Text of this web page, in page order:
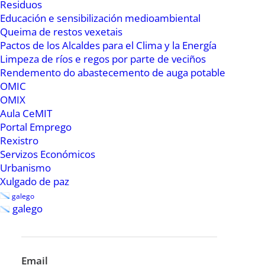
Residuos
Educación e sensibilización medioambiental
Queima de restos vexetais
Pactos de los Alcaldes para el Clima y la Energía
Limpeza de ríos e regos por parte de veciños
Rendemento do abastecemento de auga potable
OMIC
OMIX
Aula CeMIT
Portal Emprego
Rexistro
Servizos Económicos
Urbanismo
Xulgado de paz
galego
galego
Email
como no quiosco do parque de San Francisco,
onde haberá verbenas, no barrio de San Roque,
no Cantón, onde contaremos con clase de bailes
latinos. Gozaremos tamén cos acordes da
actuación da Banda Municipal de Música de
Ribadeo, celebrarase o XXVI Festival de
Habaneras e Música Hispanoamericana.
Teremos visitas á casa indiana de Don Inocencio,
á Casa do Óptico, paseo polo legado indiano de
Vilaframil, Rinlo e A Devesa, onde se celebrará o
xantar campestre o domingo. Haberá Circo
Indiano con Cayetano Lledó. Teremos o
Mercado de Ultramar, Mercado da Horta, visitas
teatralizadas, coloquios cinematográficos,